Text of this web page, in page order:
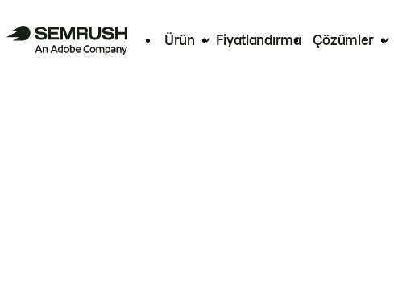
Ürün Fiyatlandırma Çözümler